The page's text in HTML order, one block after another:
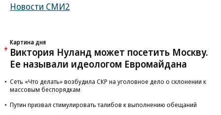
Новости СМИ2
Картина дня
Виктория Нуланд может посетить Москву.
Ее называли идеологом Евромайдана
Сеть «Что делать» возбудила СКР на уголовное дело о склонении к
массовым беспорядкам
Путин призвал стимулировать талибов к выполнению обещаний